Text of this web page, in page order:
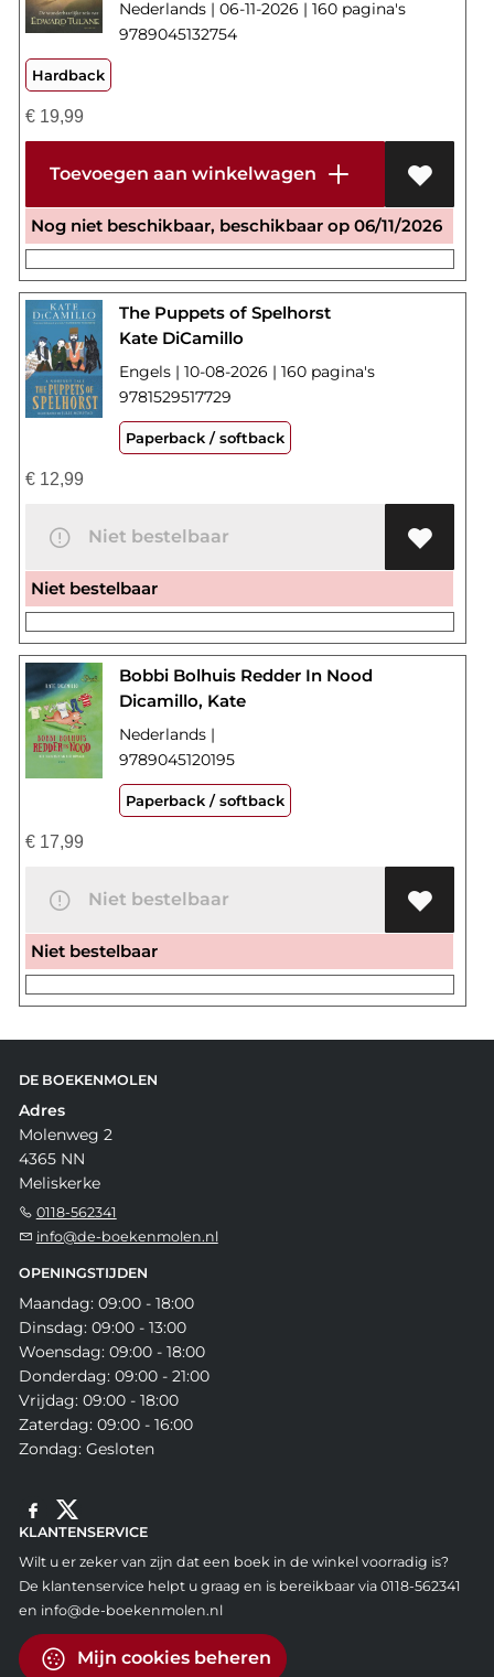
Nederlands | 06-11-2026 | 160 pagina's
9789045132754
Hardback
€19,99
Toevoegen aan winkelwagen
Nog niet beschikbaar, beschikbaar op 06/11/2026
The Puppets of Spelhorst
Kate DiCamillo
Engels | 10-08-2026 | 160 pagina's
9781529517729
Paperback / softback
€12,99
Niet bestelbaar
Niet bestelbaar
Bobbi Bolhuis Redder In Nood
Dicamillo, Kate
Nederlands |
9789045120195
Paperback / softback
€17,99
Niet bestelbaar
Niet bestelbaar
DE BOEKENMOLEN
Adres
Molenweg 2
4365 NN
Meliskerke
0118-562341
info@de-boekenmolen.nl
OPENINGSTIJDEN
Maandag: 09:00 - 18:00
Dinsdag: 09:00 - 13:00
Woensdag: 09:00 - 18:00
Donderdag: 09:00 - 21:00
Vrijdag: 09:00 - 18:00
Zaterdag: 09:00 - 16:00
Zondag: Gesloten
KLANTENSERVICE
Wilt u er zeker van zijn dat een boek in de winkel voorradig is?
De klantenservice helpt u graag en is bereikbaar via 0118-562341
en info@de-boekenmolen.nl
Mijn cookies beheren